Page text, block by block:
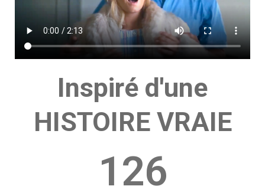
Inspiré d'une
HISTOIRE VRAIE
126